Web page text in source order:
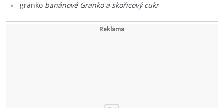
granko banánové Granko a skořicový cukr